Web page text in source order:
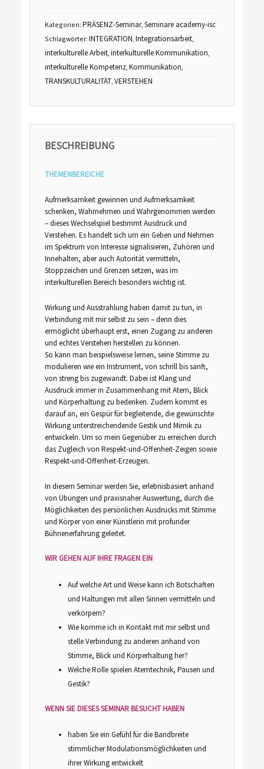
Kategorien:PRÄSENZ-Seminar,Seminare academy-isc
Schlagwörter:INTEGRATION,Integrationsarbeit,
interkulturelle Arbeit,interkulturelle Kommunikation,
interkulturelle Kompetenz,Kommunikation,
TRANSKULTURALITÄT,VERSTEHEN
BESCHREIBUNG
THEMENBEREICHE
Aufmerksamkeit gewinnen und Aufmerksamkeit
schenken, Wahrnehmen und Wahrgenommen werden
– dieses Wechselspiel bestimmt Ausdruck und
Verstehen. Es handelt sich um ein Geben und Nehmen
im Spektrum von Interesse signalisieren, Zuhören und
Innehalten, aber auch Autorität vermitteln,
Stoppzeichen und Grenzen setzen, was im
interkulturellen Bereich besonders wichtig ist.
Wirkung und Ausstrahlung haben damit zu tun, in
Verbindung mit mir selbst zu sein – denn dies
ermöglicht überhaupt erst, einen Zugang zu anderen
und echtes Verstehen herstellen zu können.
So kann man beispielsweise lernen, seine Stimme zu
modulieren wie ein Instrument, von schrill bis sanft,
von streng bis zugewandt. Dabei ist Klang und
Ausdruck immer in Zusammenhang mit Atem, Blick
und Körperhaltung zu bedenken. Zudem kommt es
darauf an, ein Gespür für begleitende, die gewünschte
Wirkung unterstreichendende Gestik und Mimik zu
entwickeln. Um so mein Gegenüber zu erreichen durch
das Zugleich von Respekt-und-Offenheit-Zeigen sowie
Respekt-und-Offenheit-Erzeugen.
In diesem Seminar werden Sie, erlebnisbasiert anhand
von Übungen und praxisnaher Auswertung, durch die
Möglichkeiten des persönlichen Ausdrucks mit Stimme
und Körper von einer Künstlerin mit profunder
Bühnenerfahrung geleitet.
WIR GEHEN AUF IHRE FRAGEN EIN
Auf welche Art und Weise kann ich Botschaften
und Haltungen mit allen Sinnen vermitteln und
verkörpern?
Wie komme ich in Kontakt mit mir selbst und
stelle Verbindung zu anderen anhand von
Stimme, Blick und Körperhaltung her?
Welche Rolle spielen Atemtechnik, Pausen und
Gestik?
WENN SIE DIESES SEMINAR BESUCHT HABEN
haben Sie ein Gefühl für die Bandbreite
stimmlicher Modulationsmöglichkeiten und
ihrer Wirkung entwickelt